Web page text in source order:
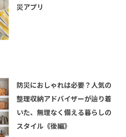
災アプリ
防災におしゃれは必要？人気の
整理収納アドバイザーが辿り着
いた、無理なく備える暮らしの
スタイル《後編》